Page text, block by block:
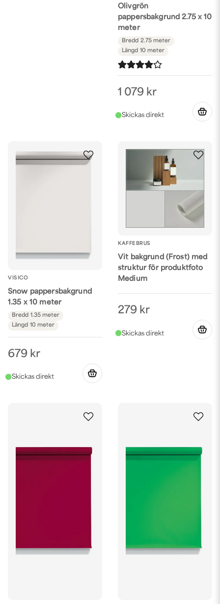
Olivgrön
pappersbakgrund 2.75 x 10
meter
Bredd 2.75 meter
Längd 10 meter
1 079 kr
VISICO
Snow pappersbakgrund
1.35 x 10 meter
Bredd 1.35 meter
Längd 10 meter
679 kr
KAFFEBRUS
Vit bakgrund (Frost) med
struktur för produktfoto
Medium
279 kr